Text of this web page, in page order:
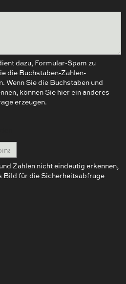
dazu, Formular-Spam zu
die Buchstaben-Zahlen-
Wenn Sie die Buchstaben und
können Sie hier ein anderes
erzeugen.
Zahlen nicht eindeutig erkennen,
Bild für die Sicherheitsabfrage